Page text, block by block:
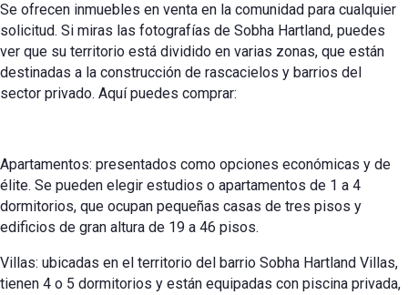
Se ofrecen inmuebles en venta en la comunidad para cualquier
solicitud. Si miras las fotografías de Sobha Hartland, puedes
ver que su territorio está dividido en varias zonas, que están
destinadas a la construcción de rascacielos y barrios del
sector privado. Aquí puedes comprar:
Apartamentos: presentados como opciones económicas y de
élite. Se pueden elegir estudios o apartamentos de 1 a 4
dormitorios, que ocupan pequeñas casas de tres pisos y
edificios de gran altura de 19 a 46 pisos.
Villas: ubicadas en el territorio del barrio Sobha Hartland Villas,
tienen 4 o 5 dormitorios y están equipadas con piscina privada,